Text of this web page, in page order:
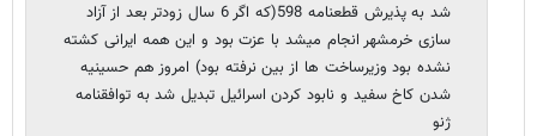
شد به پذیرش قطعنامه 598(که اگر 6 سال زودتر بعد از آزاد
سازی خرمشهر انجام میشد با عزت بود و این همه ایرانی کشته
نشده بود وزیرساخت ها از بین نرفته بود) امروز هم حسینیه
شدن کاخ سفید و نابود کردن اسرائیل تبدیل شد به توافقنامه
ژنو